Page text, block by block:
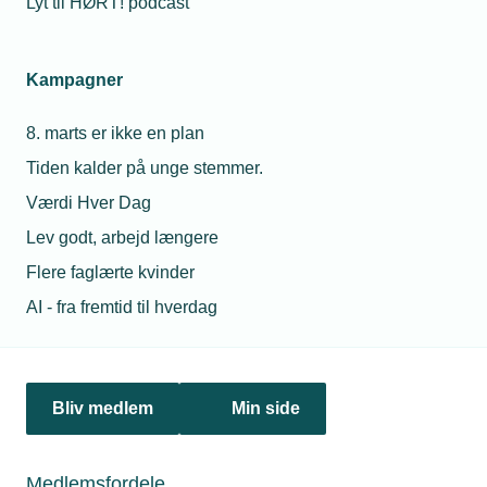
Kampagner
8. marts er ikke en plan
Tiden kalder på unge stemmer.
Værdi Hver Dag
Lev godt, arbejd længere
Flere faglærte kvinder
AI - fra fremtid til hverdag
Bliv medlem Min side
13. marts 2025
Toldkrigen brudt ud – vær bevæbnet
Trump har i denne uge lagt 25 procents ekstra told på al
nye toldsats vil især ramme metalindustrien fra de store